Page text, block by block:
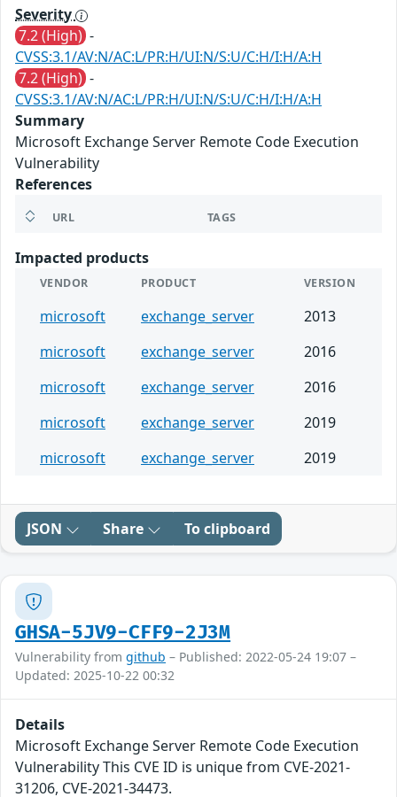
Severity
7.2 (High) -
CVSS:3.1/AV:N/AC:L/PR:H/UI:N/S:U/C:H/I:H/A:H
7.2 (High) -
CVSS:3.1/AV:N/AC:L/PR:H/UI:N/S:U/C:H/I:H/A:H
Summary
Microsoft Exchange Server Remote Code Execution
Vulnerability
References
URL TAGS
Impacted products
VENDOR PRODUCT VERSION
microsoft exchange_server
2013
microsoft
exchange_server
2016
microsoft
exchange_server
2016
microsoft
exchange_server
2019
microsoft
exchange_server 2019
JSON Share To clipboard
GHSA-5JV9-CFF9-2J3M
Vulnerability from github – Published: 2022-05-24 19:07 –
Updated: 2025-10-22 00:32
Details
Microsoft Exchange Server Remote Code Execution
Vulnerability This CVE ID is unique from CVE-2021-
31206, CVE-2021-34473.